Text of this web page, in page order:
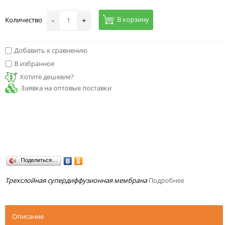
Количество - + В корзину
Добавить к сравнению
В избранное
Хотите дешевле?
Заявка на оптовые поставки
Поделиться…
Трехслойная супердиффузионная мембрана Подробнее
Описание